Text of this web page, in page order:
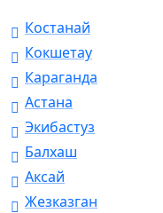
Костанай
Кокшетау
Караганда
Астана
Экибастуз
Балхаш
Аксай
Жезказган